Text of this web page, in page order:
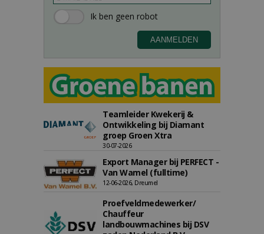
Teamleider Kwekerij &
Ontwikkeling bij Diamant
groep Groen Xtra
30-07-2026
Export Manager bij PERFECT -
Van Wamel (fulltime)
12-06-2026, Dreumel
Proefveldmedewerker/
Chauffeur
landbouwmachines bij DSV